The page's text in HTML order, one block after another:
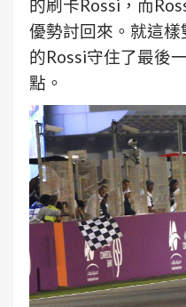
的刷卡Rossi，而
優勢討回來。就這
的Rossi守住了最後
點。